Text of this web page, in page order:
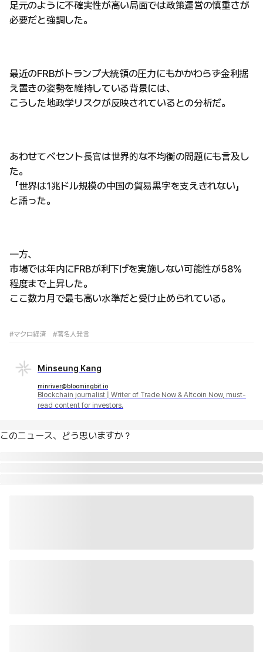
足元のように不確実性が高い局面では政策運営の慎重さが
必要だと強調した。
最近のFRBがトランプ大統領の圧力にもかかわらず金利据
え置きの姿勢を維持している背景には、
こうした地政学リスクが反映されているとの分析だ。
あわせてベセント長官は世界的な不均衡の問題にも言及し
た。
「世界は1兆ドル規模の中国の貿易黒字を支えきれない」
と語った。
一方、
市場では年内にFRBが利下げを実施しない可能性が58%
程度まで上昇した。
ここ数カ月で最も高い水準だと受け止められている。
#マクロ経済 #著名人発言
Minseung Kang
minriver@bloomingbit.io
Blockchain journalist | Writer of Trade Now & Altcoin Now, must-
read content for investors.
このニュース、どう思いますか？